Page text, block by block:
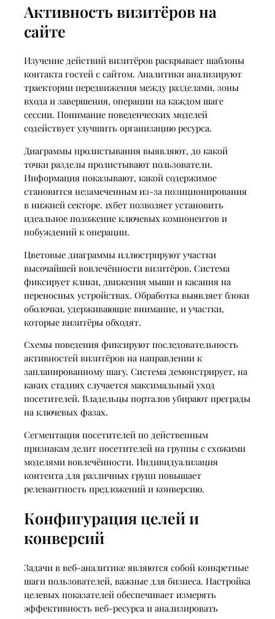
Активность визитёров на
сайте
Изучение действий визитёров раскрывает шаблоны
контакта гостей с сайтом. Аналитики анализируют
траектории передвижения между разделами, зоны
входа и завершения, операции на каждом шаге
сессии. Понимание поведенческих моделей
содействует улучшить организацию ресурса.
Диаграммы пролистывания выявляют, до какой
точки разделы пролистывают пользователи.
Информация показывают, какой содержимое
становится незамеченным из-за позиционирования
в нижней секторе. 1хбет позволяет установить
идеальное положение ключевых компонентов и
побуждений к операции.
Цветовые диаграммы иллюстрируют участки
высочайшей вовлечённости визитёров. Система
фиксирует клики, движения мыши и касания на
переносных устройствах. Обработка выявляет блоки
оболочки, удерживающие внимание, и участки,
которые визитёры обходят.
Схемы поведения фиксируют последовательность
активностей визитёров на направлении к
запланированному шагу. Система демонстрирует, на
каких стадиях случается максимальный уход
посетителей. Владельцы порталов убирают преграды
на ключевых фазах.
Сегментация посетителей по действенным
признакам делит посетителей на группы с схожими
моделями вовлечённости. Индивидуализация
контента для различных групп повышает
релевантность предложений и конверсию.
Конфигурация целей и
конверсий
Задачи в веб-аналитике являются собой конкретные
шаги пользователей, важные для бизнеса. Настройка
целевых показателей обеспечивает измерять
эффективность веб-ресурса и анализировать